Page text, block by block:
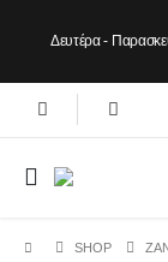
Δευτέρα -
SHOP